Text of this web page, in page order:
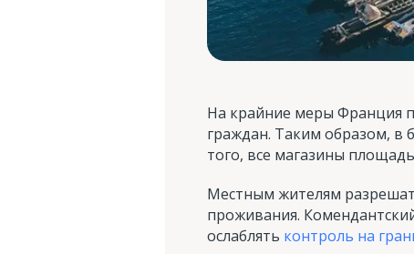
На крайние меры Франция
граждан. Таким образом, в
того, все магазины
Местным жителям разрешат
проживания.
ослаблять контроль на